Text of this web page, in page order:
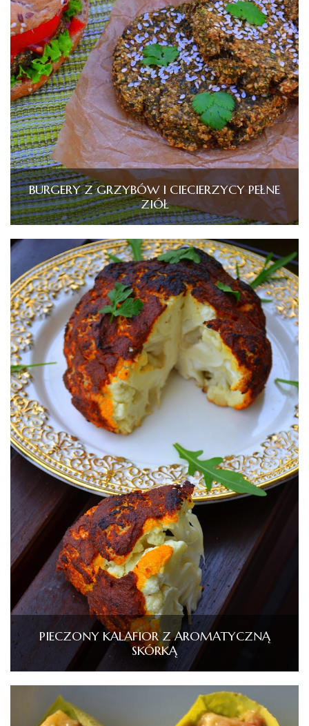
BURGERY Z GRZYBÓW I CIECIERZYCY PEŁNE
ZIÓŁ
PIECZONY KALAFIOR Z AROMATYCZNĄ
SKÓRKĄ